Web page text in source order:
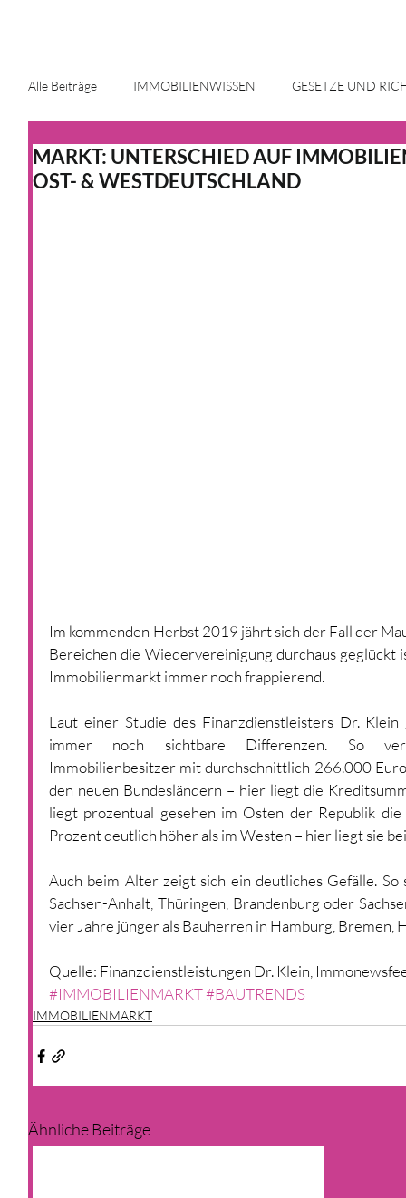
Alle Beiträge IMMOBILIENWISSEN GESETZE UND
ENERGIE UND INNOVATION IMMOBILIENMARKT
MARKT: UNTERSCHIED AUF
OST- & WESTDEUTSCHLAND
Im kommenden Herbst 2019 jährt sich der Fall der
Bereichen die Wiedervereinigung durchaus geglückt
Immobilienmarkt immer noch frappierend.
Laut einer Studie des Finanzdienstleisters Dr.
immer noch sichtbare Differenzen. So
Immobilienbesitzer mit durchschnittlich 266.000
den neuen Bundesländern – hier liegt die
liegt prozentual gesehen im Osten der Republik
Prozent deutlich höher als im Westen – hier liegt sie
Auch beim Alter zeigt sich ein deutliches Gefälle. So
Sachsen-Anhalt, Thüringen, Brandenburg oder
vier Jahre jünger als Bauherren in Hamburg, Bremen,
Quelle: Finanzdienstleistungen Dr. Klein,
#IMMOBILIENMARKT#BAUTRENDS
IMMOBILIENMARKT
Ähnliche Beiträge